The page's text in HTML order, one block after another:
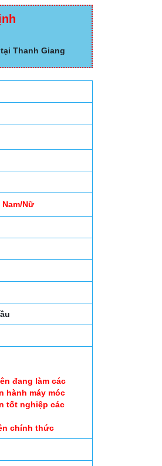
Thanh Giang
Nam/Nữ
đang làm các
hành máy móc
tốt nghiệp các
chính thức